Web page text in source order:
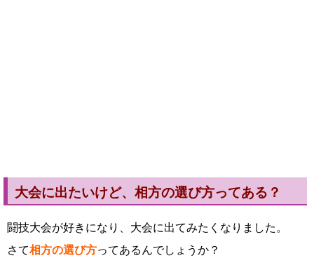
大会に出たいけど、相方の選び方ってある？
闘技大会が好きになり、大会に出てみたくなりました。
さて相方の選び方ってあるんでしょうか？